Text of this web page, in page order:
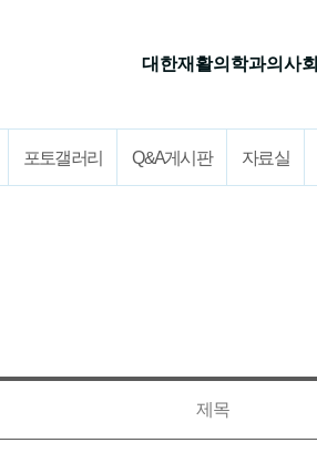
대한재활의학과의사회
포토갤러리 Q&A게시판 자료실
제목